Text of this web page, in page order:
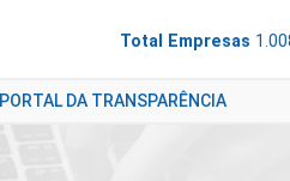
Total Empresas
PORTAL DA TRANSPARÊNCIA